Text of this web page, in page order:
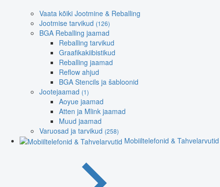
Vaata kõiki Jootmine & Reballing
Jootmise tarvikud (126)
BGA Reballing jaamad
Reballing tarvikud
Graafikakiibistikud
Reballing jaamad
Reflow ahjud
BGA Stencils ja šabloonid
Jootejaamad (1)
Aoyue jaamad
Atten ja Mlink jaamad
Muud jaamad
Varuosad ja tarvikud (258)
Mobiiltelefonid & Tahvelarvutid